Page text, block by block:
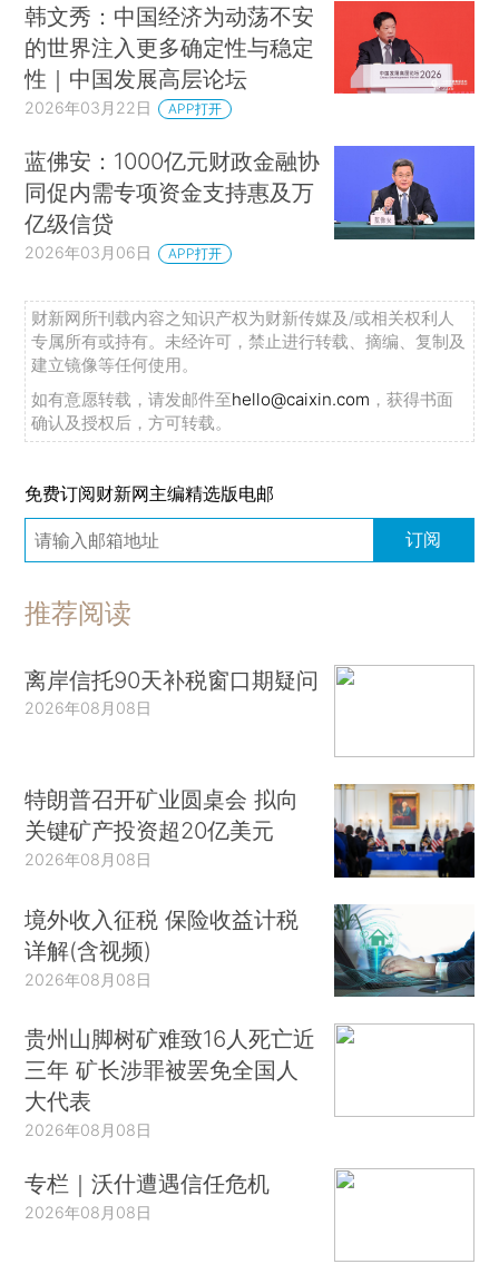
韩文秀：中国经济为动荡不安
的世界注入更多确定性与稳定
性｜中国发展高层论坛
2026年03月22日 APP打开
蓝佛安：1000亿元财政金融协
同促内需专项资金支持惠及万
亿级信贷
2026年03月06日 APP打开
财新网所刊载内容之知识产权为财新传媒及/或相关权利人
专属所有或持有。未经许可，禁止进行转载、摘编、复制及
建立镜像等任何使用。
如有意愿转载，请发邮件至hello@caixin.com ，获得书面
确认及授权后，方可转载。
免费订阅财新网主编精选版电邮
订阅
推荐阅读
离岸信托90天补税窗口期疑问
2026年08月08日
特朗普召开矿业圆桌会 拟向
关键矿产投资超20亿美元
2026年08月08日
境外收入征税 保险收益计税
详解(含视频)
2026年08月08日
贵州山脚树矿难致16人死亡近
三年 矿长涉罪被罢免全国人
大代表
2026年08月08日
专栏｜沃什遭遇信任危机
2026年08月08日